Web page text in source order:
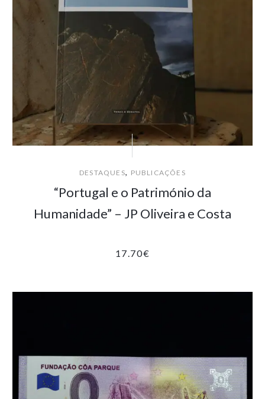
DESTAQUES, PUBLICAÇÕES
“Portugal e o Património da
Humanidade” – JP Oliveira e Costa
17.70€